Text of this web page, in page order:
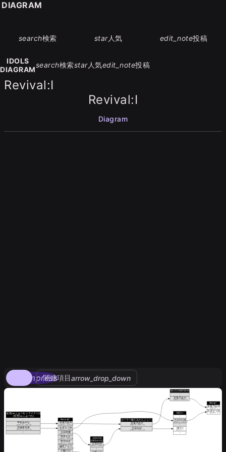
search検索 star人気 edit_note投稿
IDOLS
DIAGRAM
search検索star人気edit_note投稿
Revival:I
Revival:I
Diagram
compress
関連項目arrow_drop_down